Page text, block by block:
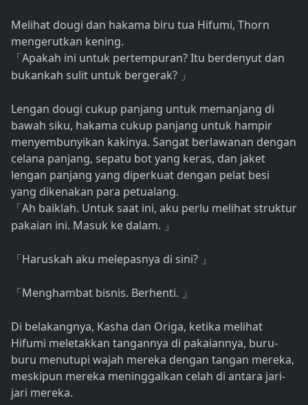
Melihat dougi dan hakama biru tua Hifumi, Thorn
mengerutkan kening.
「 Apakah ini untuk pertempuran? Itu berdenyut dan
bukankah sulit untuk bergerak? 」
Lengan dougi cukup panjang untuk memanjang di
bawah siku, hakama cukup panjang untuk hampir
menyembunyikan kakinya. Sangat berlawanan dengan
celana panjang, sepatu bot yang keras, dan jaket
lengan panjang yang diperkuat dengan pelat besi
yang dikenakan para petualang.
「 Ah baiklah. Untuk saat ini, aku perlu melihat struktur
pakaian ini. Masuk ke dalam.
」
「 Haruskah aku melepasnya di sini? 」
「 Menghambat bisnis. Berhenti. 」
Di belakangnya, Kasha dan Origa, ketika melihat
Hifumi meletakkan tangannya di pakaiannya, buru-
buru menutupi wajah mereka dengan tangan mereka,
meskipun mereka meninggalkan celah di antara jari-
jari mereka.